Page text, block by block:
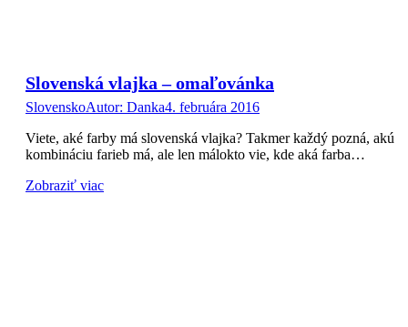
Slovenská vlajka – omaľovánka
SlovenskoAutor: Danka4. februára 2016
Viete, aké farby má slovenská vlajka? Takmer každý pozná, akú
kombináciu farieb má, ale len málokto vie, kde aká farba…
Zobraziť viac